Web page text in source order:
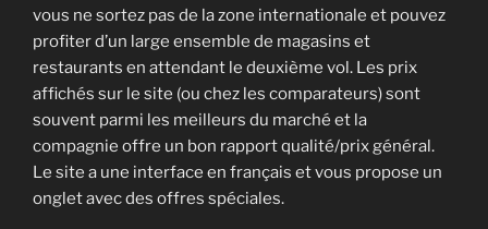
vous ne sortez pas de la zone internationale et pouvez
profiter d’un large ensemble de magasins et
restaurants en attendant le deuxième vol. Les prix
affichés sur le site (ou chez les comparateurs) sont
souvent parmi les meilleurs du marché et la
compagnie offre un bon rapport qualité/prix général.
Le site a une interface en français et vous propose un
onglet avec des offres spéciales.